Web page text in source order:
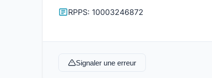
RPPS: 10003246872
Signaler une erreur